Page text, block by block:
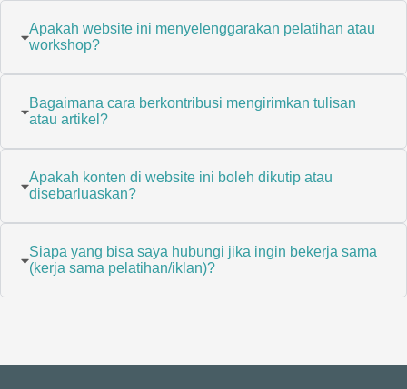
Apakah website ini menyelenggarakan pelatihan atau
workshop?
Bagaimana cara berkontribusi mengirimkan tulisan
atau artikel?
Apakah konten di website ini boleh dikutip atau
disebarluaskan?
Siapa yang bisa saya hubungi jika ingin bekerja sama
(kerja sama pelatihan/iklan)?